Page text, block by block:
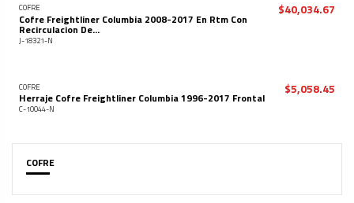
COFRE
Cofre Freightliner Columbia 2008-2017 En Rtm Con
Recirculacion De...
J-18321-N
$40,034.67
COFRE
Herraje Cofre Freightliner Columbia 1996-2017 Frontal
C-10044-N
$5,058.45
COFRE